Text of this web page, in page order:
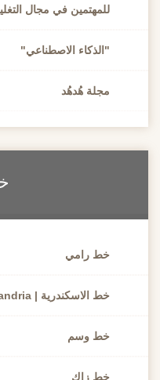
للمهتمين في مجال
"الذكاء الاصطناعي"
مجلة هُدهُد
خط رامي
خط الاسكندرية | Alexandria
خط وسم
خط زاك